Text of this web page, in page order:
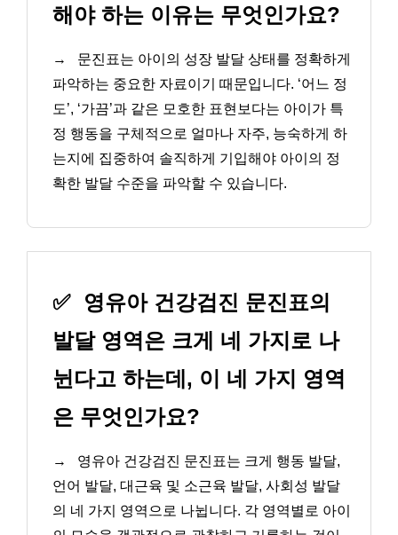
해야 하는 이유는 무엇인가요?
→
문진표는 아이의 성장 발달 상태를 정확하게
파악하는 중요한 자료이기 때문입니다. ‘어느 정
도’, ‘가끔’과 같은 모호한 표현보다는 아이가 특
정 행동을 구체적으로 얼마나 자주, 능숙하게 하
는지에 집중하여 솔직하게 기입해야 아이의 정
확한 발달 수준을 파악할 수 있습니다.
✅
영유아 건강검진 문진표의
발달 영역은 크게 네 가지로 나
뉜다고 하는데, 이 네 가지 영역
은 무엇인가요?
→
영유아 건강검진 문진표는 크게 행동 발달,
언어 발달, 대근육 및 소근육 발달, 사회성 발달
의 네 가지 영역으로 나뉩니다. 각 영역별로 아이